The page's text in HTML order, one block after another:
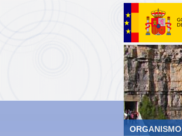
ORGANISMO